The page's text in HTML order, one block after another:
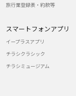
旅行業登録表・約款等
スマートフォンアプリ
イープラスアプリ
チラシクラシック
チラシミュージアム